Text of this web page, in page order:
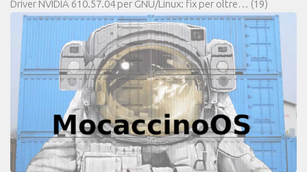
Driver NVIDIA 610.57.04 per GNU/Linux: fix per oltre… (19)